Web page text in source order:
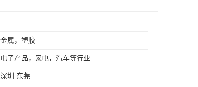
金属，塑胶
电子产品，家电，汽车等行业
深圳 东莞